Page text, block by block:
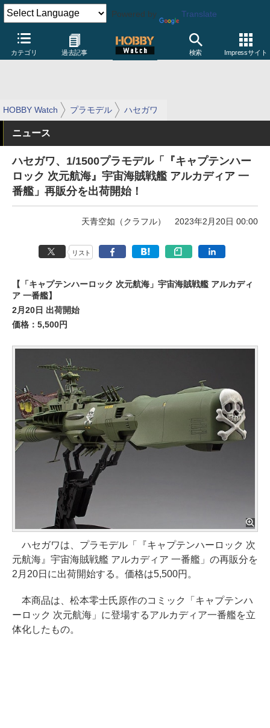
Powered by Translate
カテゴリ 過去記事 検索 Impressサイト
HOBBY Watch プラモデル ハセガワ
ニュース
ハセガワ、1/1500プラモデル「『キャプテンハー
ロック 次元航海』宇宙海賊戦艦 アルカディア 一
番艦」再販分を出荷開始！
天青空如（クラフル） 2023年2月20日 00:00
リスト
【「キャプテンハーロック 次元航海」宇宙海賊戦艦 アルカディ
ア 一番艦】
2月20日 出荷開始
価格：5,500円
ハセガワは、プラモデル「『キャプテンハーロック 次
元航海』宇宙海賊戦艦 アルカディア 一番艦」の再販分を
2月20日に出荷開始する。価格は5,500円。
本商品は、松本零士氏原作のコミック「キャプテンハ
ーロック 次元航海」に登場するアルカディア一番艦を立
体化したもの。